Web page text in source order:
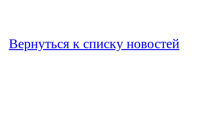
Вернуться к списку новостей